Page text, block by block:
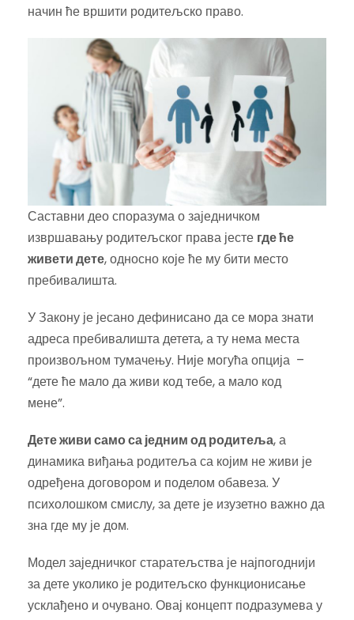
начин ће вршити родитељско право.
Саставни део споразума о заједничком
извршавању родитељског права јесте где ће
живети дете, односно које ће му бити место
пребивалишта.
У Закону је јесано дефинисано да се мора знати
адреса пребивалишта детета, а ту нема места
произвољном тумачењу. Није могућа опција –
“дете ће мало да живи код тебе, а мало код
мене”.
Дете живи само са једним од родитеља, а
динамика виђања родитеља са којим не живи је
одређена договором и поделом обавеза. У
психолошком смислу, за дете је изузетно важно да
зна где му је дом.
Модел заједничког старатељства је најпогоднији
за дете уколико је родитељско функционисање
усклађено и очувано. Овај концепт подразумева у